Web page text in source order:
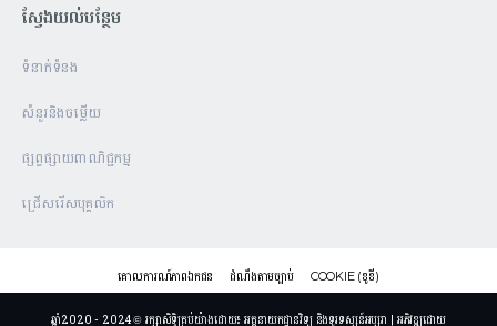
ស្វែងយល់បន្ថែម
ទំនាក់ទំនង
សំនួរនិងចម្លើយ
ផ្សព្វផ្សាយពាណិជ្ជកម្ម
ជ្រើសរើសបុគ្គលិក
គោលការណ៍ភាពឯកជន ដំណឹងតាមច្បាប់ COOKIE (ខូខី)
ឆ្នាំ2020 - 2024 © រក្សាសិទ្ធិគ្រប់យ៉ាងដោយ៖ អគ្គនាយកដ្ឋានវិទ្យុ និងទូរទស្សន៍អប្សរា | អភិវឌ្ឍដោយ